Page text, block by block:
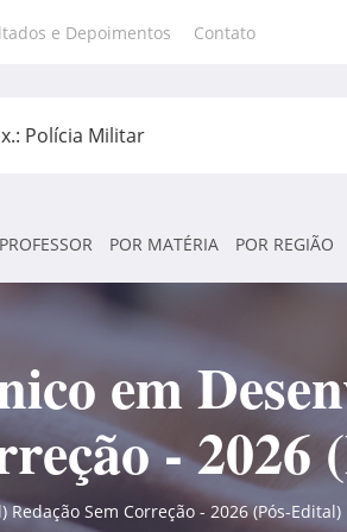
e Depoimentos Contato
POR MATÉRIA POR REGIÃO
em
- 2026
Redação Sem Correção - 2026 (Pós-Edital)